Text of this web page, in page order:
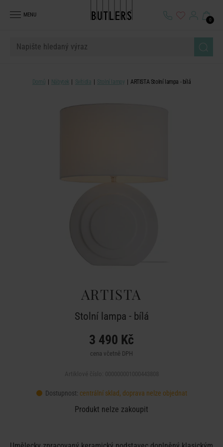
MENU
0
Domů Nábytek Svítidla Stolní lampy ARTISTA Stolní lampa - bílá
ARTISTA
Stolní lampa - bílá
3 490 Kč
cena včetně DPH
Dostupnost: centrální sklad, doprava nelze objednat
Produkt nelze zakoupit